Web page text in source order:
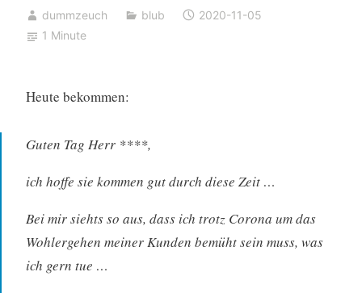
dummzeuch blub
2020-11-05
1 Minute
Heute bekommen:
Guten Tag Herr ****,
ich hoffe sie kommen gut durch diese Zeit …
Bei mir siehts so aus, dass ich trotz Corona um das
Wohlergehen meiner Kunden bemüht sein muss, was
ich gern tue …